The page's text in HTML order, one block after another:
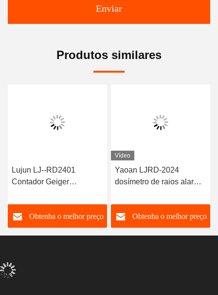
Enviar
Produtos similares
Lujun LJ--RD2401
Contador Geiger
Radiação Detector de
Radiação Nuclear
Medidor de Levantamento
Obtenha o melhor preço
Vídeo
Yaoan LJRD-2024
dosímetro de raios alarme
detector de radiação
detectores portáteis de
radiação nuclear
Obtenha o melhor preço